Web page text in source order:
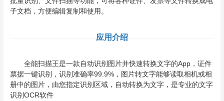
子文档，方便编辑复制和使用。
应用介绍
全能扫描王是一款自动识别图片并快速转换文字的App，证件
票据一键识别，识别准确率99.9%，图片转文字能够读取相机或相
册中的图片，由您指定识别区域，自动转换为文字，是专业的文字
识别OCR软件